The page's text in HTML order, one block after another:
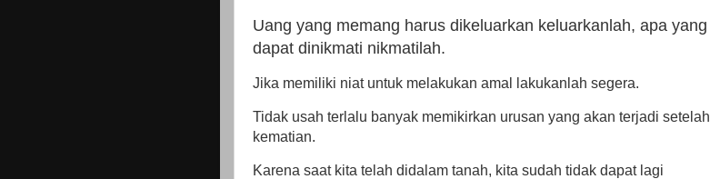
Uang yang memang harus dikeluarkan keluarkanlah, apa yang
dapat dinikmati nikmatilah.
Jika memiliki niat untuk melakukan amal lakukanlah segera.
Tidak usah terlalu banyak memikirkan urusan yang akan terjadi setelah
kematian.
Karena saat kita telah didalam tanah, kita sudah tidak dapat lagi